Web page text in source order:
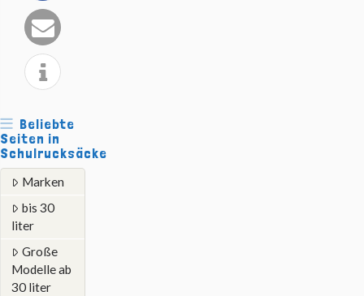
Beliebte
Seiten in
Schulrucksäcke
Marken
bis 30
liter
Große
Modelle ab
30 liter